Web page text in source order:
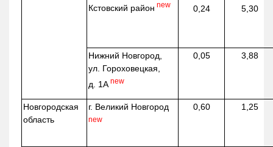
Кстовский район new 0,24 5,30
Нижний Новгород,
ул. Гороховецкая,
д. 1А new
0,05 3,88
Новгородская
область
г. Великий Новгород
new
0,60 1,25